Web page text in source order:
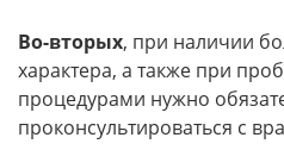
Во-вторых, при наличии
характера, а также при
процедурами нужно
проконсультироваться с